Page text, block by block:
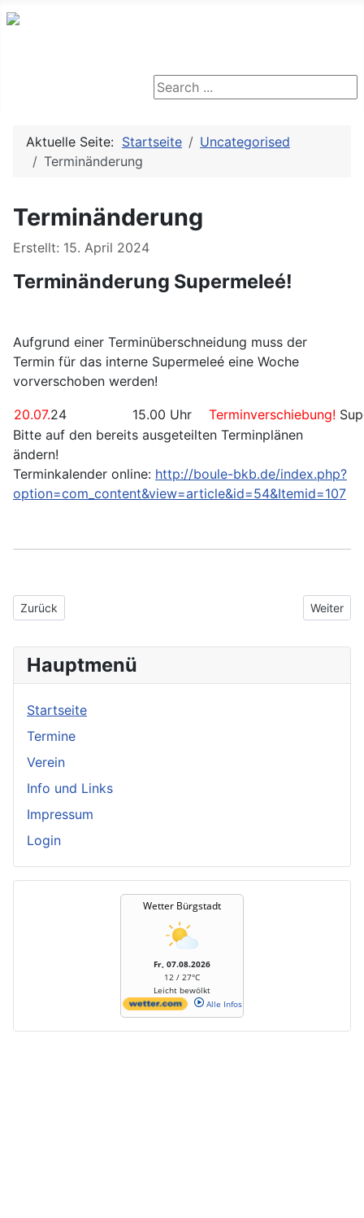
Search ...
Aktuelle Seite: Startseite
Uncategorised
Terminänderung
Terminänderung
Details
Erstellt: 15. April 2024
Terminänderung Supermeleé!
Aufgrund einer Terminüberschneidung muss der
Termin für das interne Supermeleé eine Woche
vorverschoben werden!
20.07.24 15.00 Uhr Terminverschiebung!
Bitte auf den bereits ausgeteilten Terminplänen
ändern!
Terminkalender online: http://boule-bkb.de/index.php?
option=com_content&view=article&id=54&Itemid=107
Vorheriger Beitrag: Supermelée 2024
Zurück Nächster
Weiter
Hauptmenü
Startseite
Termine
Verein
Info und Links
Impressum
Login
Wetter Bürgstadt
Fr, 07.08.2026
12 / 27°C
Leicht bewölkt
Alle Infos